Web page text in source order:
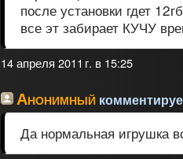
после установки гдет
все эт забирает КУЧУ
14 апреля 2011 г. в 15:25
Анонимный
Да нормальная игрушка